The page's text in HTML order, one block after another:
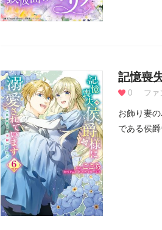
記憶喪
0 フ
お飾り妻
である侯